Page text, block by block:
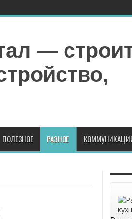
ПОЛЕЗНОЕ РАЗНОЕ